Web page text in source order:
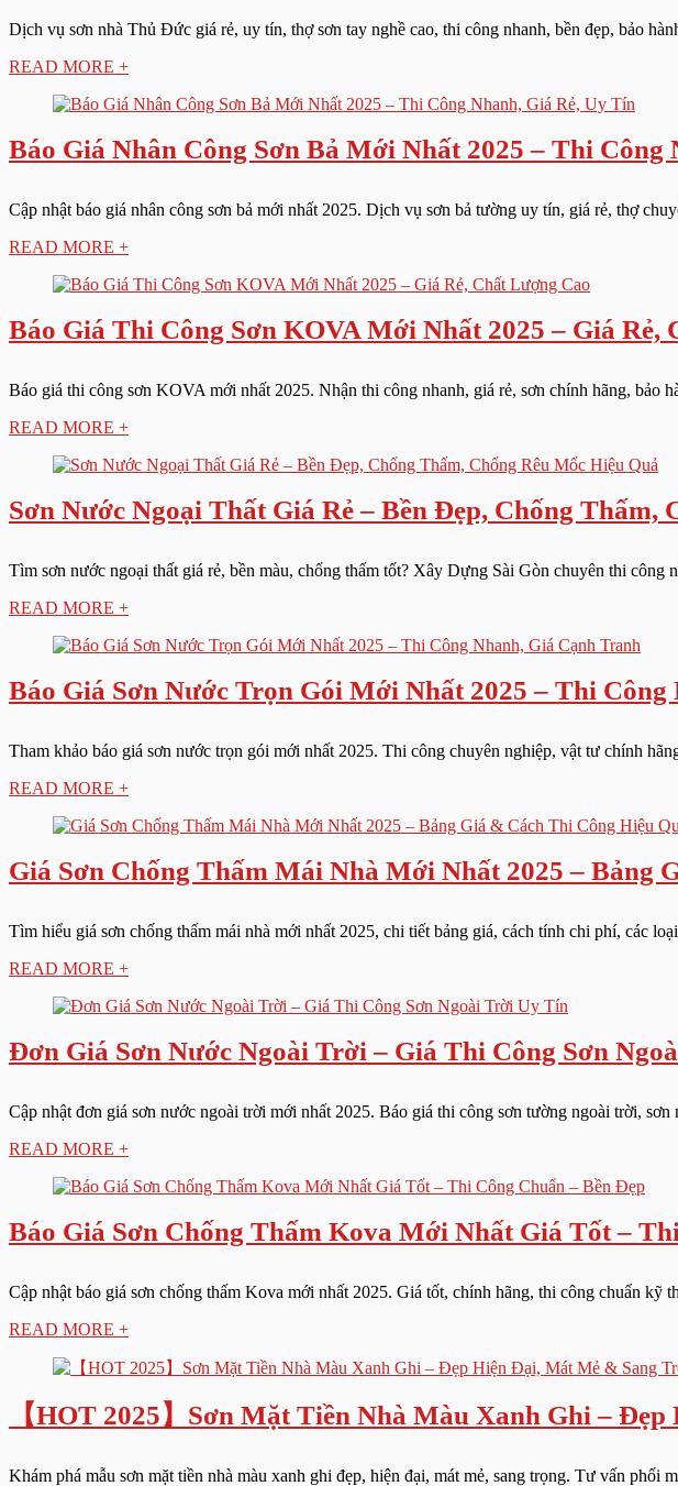
Dịch vụ sơn nhà Thủ Đức giá rẻ, uy tín, thợ sơn tay nghề cao, thi công nhanh, bền đẹp, bảo
READ MORE +
Báo Giá Nhân Công Sơn Bả Mới Nhất 2025 – Thi Công
Cập nhật báo giá nhân công sơn bả mới nhất 2025. Dịch vụ sơn bả tường uy tín, giá rẻ, thợ
READ MORE +
Báo Giá Thi Công Sơn KOVA Mới Nhất 2025 – Giá Rẻ,
Báo giá thi công sơn KOVA mới nhất 2025. Nhận thi công nhanh, giá rẻ, sơn chính hãng, bảo
READ MORE +
Sơn Nước Ngoại Thất Giá Rẻ – Bền Đẹp, Chống Thấm,
Tìm sơn nước ngoại thất giá rẻ, bền màu, chống thấm tốt? Xây Dựng Sài Gòn chuyên thi công
READ MORE +
Báo Giá Sơn Nước Trọn Gói Mới Nhất 2025 – Thi
Tham khảo báo giá sơn nước trọn gói mới nhất 2025. Thi công chuyên nghiệp, vật tư chính
READ MORE +
Giá Sơn Chống Thấm Mái Nhà Mới Nhất 2025 – Bảng
Tìm hiểu giá sơn chống thấm mái nhà mới nhất 2025, chi tiết bảng giá, cách tính chi phí, các
READ MORE +
Đơn Giá Sơn Nước Ngoài Trời – Giá Thi Công Sơn
Cập nhật đơn giá sơn nước ngoài trời mới nhất 2025. Báo giá thi công sơn tường ngoài trời,
READ MORE +
Báo Giá Sơn Chống Thấm Kova Mới Nhất Giá Tốt –
Cập nhật báo giá sơn chống thấm Kova mới nhất 2025. Giá tốt, chính hãng, thi công chuẩn
READ MORE +
【HOT 2025】Sơn Mặt Tiền Nhà Màu Xanh Ghi –
Khám phá mẫu sơn mặt tiền nhà màu xanh ghi đẹp, hiện đại, mát mẻ, sang trọng. Tư vấn phối